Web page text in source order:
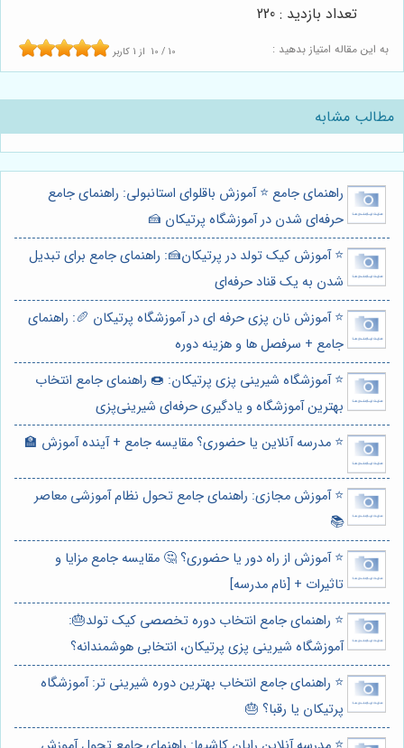
به این مقاله امتیاز بدهید : 10 / 10 از 1 کاربر
تعداد بازدید : 220
مطالب مشابه
راهنمای جامع ⭐️ آموزش باقلوای استانبولی: راهنمای جامع
حرفه‌ای شدن در آموزشگاه پرتیکان 🍰
⭐️ آموزش کیک تولد در پرتیکان🍰: راهنمای جامع برای تبدیل
شدن به یک قناد حرفه‌ای
⭐️ آموزش نان پزی حرفه ای در آموزشگاه پرتیکان 🥖: راهنمای
جامع + سرفصل ها و هزینه دوره
⭐️ آموزشگاه شیرینی پزی پرتیکان: 🍩 راهنمای جامع انتخاب
بهترین آموزشگاه و یادگیری حرفه‌ای شیرینی‌پزی
⭐️ مدرسه آنلاین یا حضوری؟ مقایسه جامع + آینده آموزش 🏫
⭐️ آموزش مجازی: راهنمای جامع تحول نظام آموزشی معاصر
📚
⭐️ آموزش از راه دور یا حضوری؟ 🤔 مقایسه جامع مزایا و
تاثیرات + [نام مدرسه]
⭐️ راهنمای جامع انتخاب دوره تخصصی کیک تولد🎂:
آموزشگاه شیرینی پزی پرتیکان، انتخابی هوشمندانه؟
⭐️ راهنمای جامع انتخاب بهترین دوره شیرینی تر: آموزشگاه
پرتیکان یا رقبا؟ 🎂